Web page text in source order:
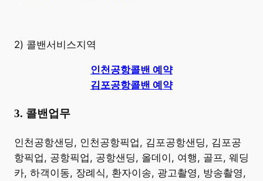
2) 콜밴서비스지역
인천공항콜밴 예약
김포공항콜밴 예약
3. 콜밴업무
​인천공항샌딩, 인천공항픽업, 김포공항샌딩, 김포공
항픽업, 공항픽업, 공항샌딩, 올데이, 여행, 골프, 웨딩
카, 하객이동, 장례식, 환자이송, 광고촬영, 방송촬영,